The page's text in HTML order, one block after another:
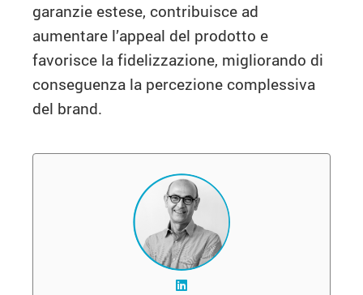
garanzie estese, contribuisce ad
aumentare l’appeal del prodotto e
favorisce la fidelizzazione, migliorando di
conseguenza la percezione complessiva
del brand.